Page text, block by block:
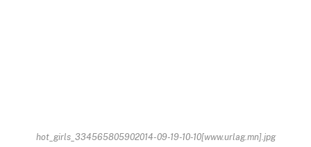
hot_girls_334565805902014-09-19-10-10[www.urlag.mn].jpg